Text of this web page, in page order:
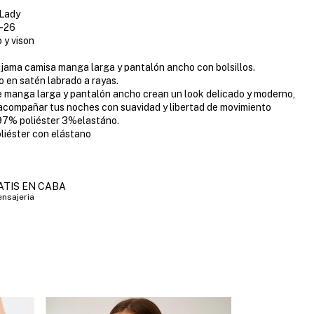
26
y vison
camisa manga larga y pantalón ancho con bolsillos.
en satén labrado a rayas.
manga larga y pantalón ancho crean un look delicado y moderno,
tus noches con suavidad y libertad de movimiento
poliéster 3%elastáno.
con elástano
EN CABA